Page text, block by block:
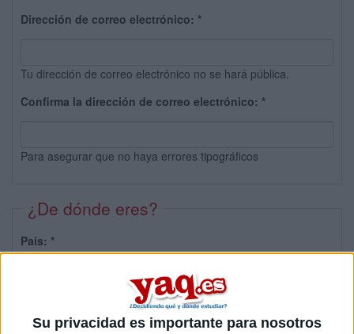
Su privacidad es importante para nosotros
Dirección de correo electrónico: *
Tu dirección de correo electrónico no se hará pública.
Confirma la dirección de correo electrónico: *
Para asegurar que no haya errores tipográficos
¿De dónde eres?
País: *